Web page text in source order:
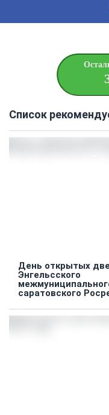
Список
День открытых
Энгельсского
саратовского